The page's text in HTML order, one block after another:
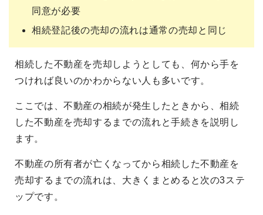
同意が必要
相続登記後の売却の流れは通常の売却と同じ
相続した不動産を売却しようとしても、何から手を
つければ良いのかわからない人も多いです。
ここでは、不動産の相続が発生したときから、相続
した不動産を売却するまでの流れと手続きを説明し
ます。
不動産の所有者が亡くなってから相続した不動産を
売却するまでの流れは、大きくまとめると次の3ステ
ップです。